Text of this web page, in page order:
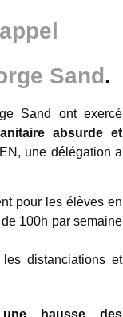
Sand.
Sand ont exercé
absurde et
une délégation a
pour les élèves en
100h par semaine
distanciations et
hausse des